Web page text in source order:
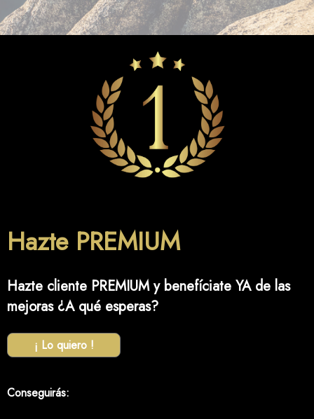
Hazte PREMIUM
Hazte cliente PREMIUM y benefíciate YA de las
mejoras ¿A qué esperas?
¡ Lo quiero !
Conseguirás: